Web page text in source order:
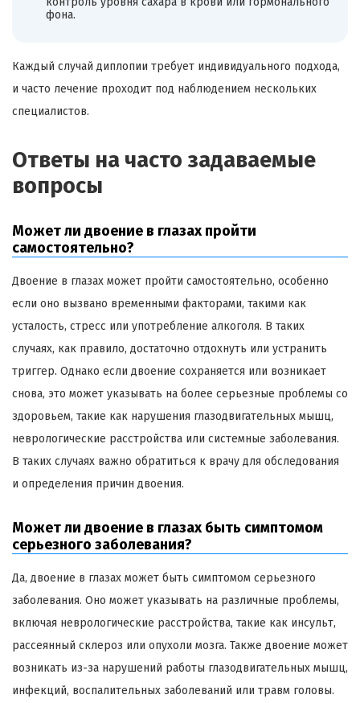
фона.
Каждый случай диплопии требует индивидуального подхода,
и часто лечение проходит под наблюдением нескольких
специалистов.
Ответы на часто задаваемые
вопросы
Может ли двоение в глазах пройти
самостоятельно?
Двоение в глазах может пройти самостоятельно, особенно
если оно вызвано временными факторами, такими как
усталость, стресс или употребление алкоголя. В таких
случаях, как правило, достаточно отдохнуть или устранить
триггер. Однако если двоение сохраняется или возникает
снова, это может указывать на более серьезные проблемы со
здоровьем, такие как нарушения глазодвигательных мышц,
неврологические расстройства или системные заболевания.
В таких случаях важно обратиться к врачу для обследования
и определения причин двоения.
Может ли двоение в глазах быть симптомом
серьезного заболевания?
Да, двоение в глазах может быть симптомом серьезного
заболевания. Оно может указывать на различные проблемы,
включая неврологические расстройства, такие как инсульт,
рассеянный склероз или опухоли мозга. Также двоение может
возникать из-за нарушений работы глазодвигательных мышц,
инфекций, воспалительных заболеваний или травм головы.